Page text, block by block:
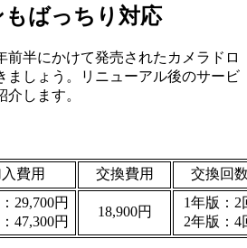
ばっちり対応
前半にかけて発売されたカメラドロ
ましょう。リニューアル後のサービ
します。
費用 交換費用 交換回
29,700円
47,300円
18,900円
1年版：2
2年版：4